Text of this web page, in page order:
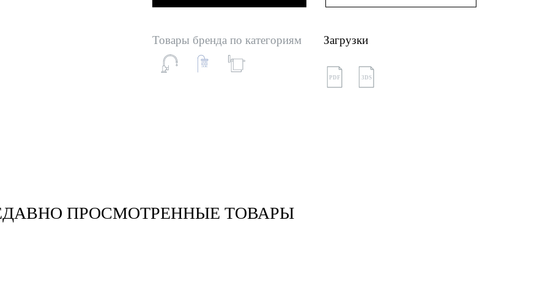
Товары бренда по категориям Загрузки
PDF 3DS
ПРОСМОТРЕННЫЕ ТОВАРЫ